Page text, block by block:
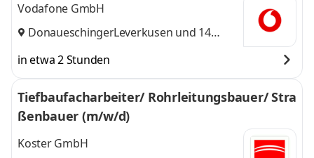
Vodafone GmbH
Donaueschingen,
Leverkusen und 14
in etwa 2 Stunden
Tiefbaufacharbeiter/ Rohrleitungsbauer/ Stra
ßenbauer (m/w/d)
Koster GmbH